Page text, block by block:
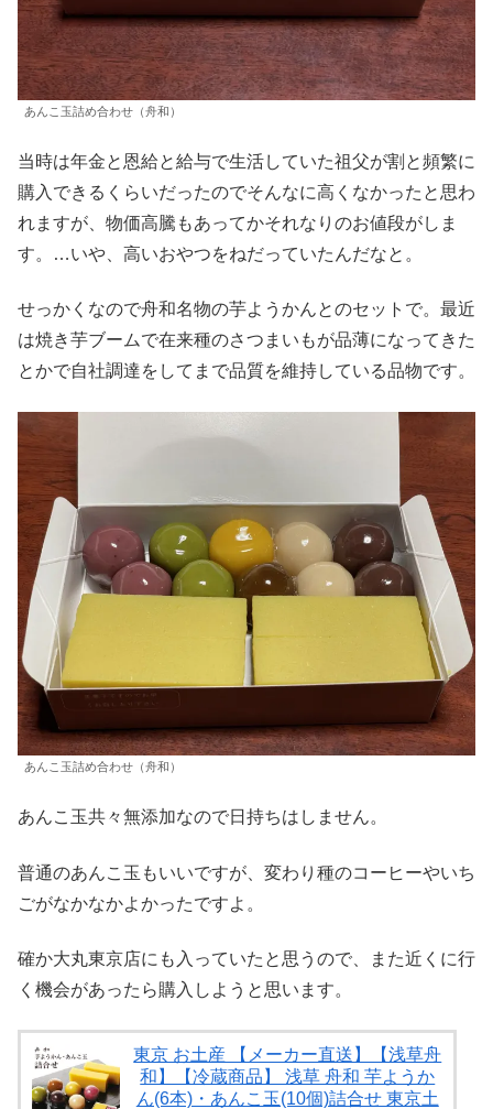
あんこ玉詰め合わせ（舟和）
当時は年金と恩給と給与で生活していた祖父が割と頻繁に
購入できるくらいだったのでそんなに高くなかったと思わ
れますが、物価高騰もあってかそれなりのお値段がしま
す。…いや、高いおやつをねだっていたんだなと。
せっかくなので舟和名物の芋ようかんとのセットで。最近
は焼き芋ブームで在来種のさつまいもが品薄になってきた
とかで自社調達をしてまで品質を維持している品物です。
あんこ玉詰め合わせ（舟和）
あんこ玉共々無添加なので日持ちはしません。
普通のあんこ玉もいいですが、変わり種のコーヒーやいち
ごがなかなかよかったですよ。
確か大丸東京店にも入っていたと思うので、また近くに行
く機会があったら購入しようと思います。
東京 お土産 【メーカー直送】【浅草舟
和】【冷蔵商品】 浅草 舟和 芋ようか
ん(6本)・あんこ玉(10個)詰合せ 東京土